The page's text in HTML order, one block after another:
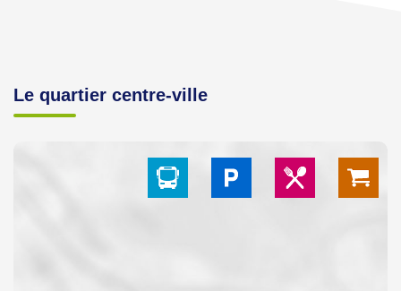
Le quartier centre-ville